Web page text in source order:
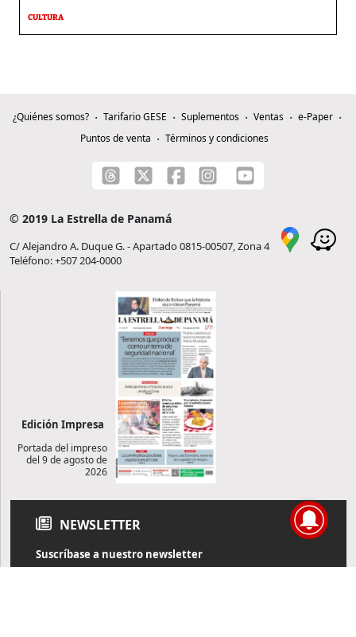
CULTURA
¿Quiénes somos? Tarifario GESE Suplementos Ventas
e-Paper
Puntos de venta
Términos y condiciones
© 2019 La Estrella de Panamá
C/ Alejandro A. Duque G. - Apartado 0815-00507, Zona 4
Teléfono: +507 204-0000
Edición Impresa
Portada del impreso
del 9 de agosto de
2026
NEWSLETTER
Suscríbase a nuestro newsletter
Reciba diariamente información de actualidad directamente en